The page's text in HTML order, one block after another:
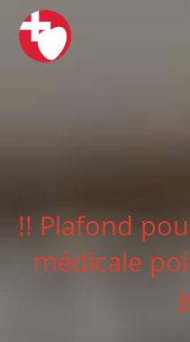
!! Plafond
médicale